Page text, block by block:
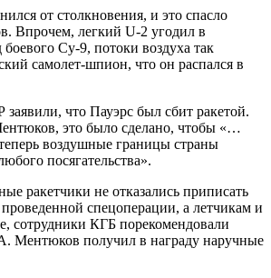
от столкновения, и это спасло
Впрочем, легкий U-2 угодил в
Су-9, потоки воздуха так
самолет-шпион, что он распался в
что Пауэрс был сбит ракетой.
это было сделано, чтобы «…
воздушные границы страны
посягательства».
ракетчики не отказались приписать
спецоперации, а летчикам и
сотрудники КГБ порекомендовали
Ментюков получил в награду наручные